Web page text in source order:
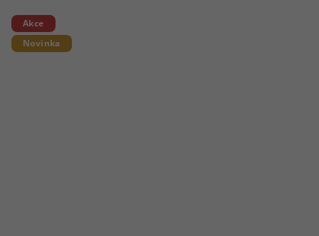
Akce
Novinka